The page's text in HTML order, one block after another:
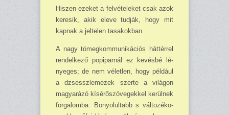
Hiszen ezeket a felvételeket csak azok
ke­resik, akik eleve tudják, hogy mit
kapnak a jeltelen tasakokban.
A nagy tömegkommuni­kációs háttérrel
rendelkező popiparnál ez kevésbé lé­
nyeges; de nem véletlen, hogy például
a dzsesszlemezek szerte a világon
ma­gyarázó kísérőszövegekkel kerülnek
forgalomba. Bo­nyolultabb s változéko­